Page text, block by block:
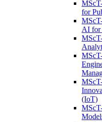
for
AI for
(IoT)